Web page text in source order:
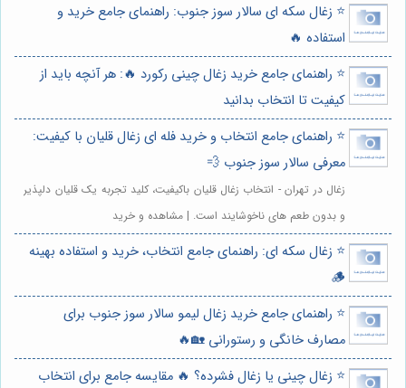
⭐️ زغال سکه ای سالار سوز جنوب: راهنمای جامع خرید و
استفاده 🔥
⭐️ راهنمای جامع خرید زغال چینی رکورد 🔥: هر آنچه باید از
کیفیت تا انتخاب بدانید
⭐️ راهنمای جامع انتخاب و خرید فله ای زغال قلیان با کیفیت:
معرفی سالار سوز جنوب 💨
زغال در تهران - انتخاب زغال قلیان باکیفیت، کلید تجربه یک قلیان دلپذیر
و بدون طعم های ناخوشایند است. | مشاهده و خرید
⭐️ زغال سکه ای: راهنمای جامع انتخاب، خرید و استفاده بهینه
🪵
⭐️ راهنمای جامع خرید زغال لیمو سالار سوز جنوب برای
مصارف خانگی و رستورانی 🏡🔥
⭐️ زغال چینی یا زغال فشرده؟ 🔥 مقایسه جامع برای انتخاب